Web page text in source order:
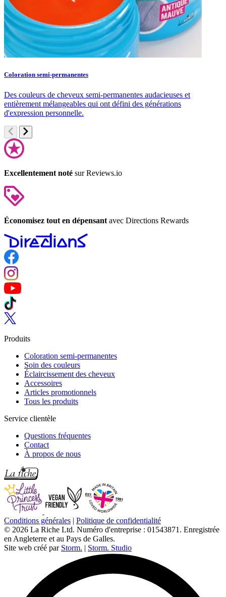
Coloration semi-permanentes
Des couleurs de cheveux semi-permanentes audacieuses et
entièrement mélangeables qui ont défini des générations
d'expression personnelle.
Excellentement noté sur Reviews.io
Économisez tout en dépensant avec Directions Rewards
Follow us on Facebook
Follow us on Instagram
Follow us on YouTube
Follow us on TikTok
Follow us on Twitter
Produits
Coloration semi-permanentes
Soin des couleurs
Éclaircissement des cheveux
Accessoires
Articles promotionnels
Tous les produits
Service clientèle
Questions fréquentes
Contact
À propos de nous
Conditions générales | Politique de confidentialité
© 2026 La Riche Ltd. Numéro d'entreprise : 01543871. Enregistrée
en Angleterre et au Pays de Galles.
Site web créé par Storm. | Storm. Studio